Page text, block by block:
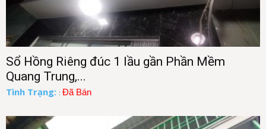
Sổ Hồng Riêng đúc 1 lầu gần Phần Mềm
Quang Trung,...
Tình Trạng: : Đã Bán